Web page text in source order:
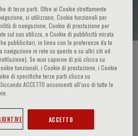
EVENTI / RELATORE
di terze parti. Oltre ai Cookie strettamente
si utilizzano, Cookie funzionali per
di navigazione, Cookie di prestazione per
sul suo utilizzo, e Cookie di pubblicità mirata
pubblicitari, in linea con le preferenze da te
navigazione in rete su questo e su altri siti ed
Se vuoi saperne di più clicca su
funzionali, i Cookie di prestazione, i Cookie
di specifiche terze parti clicca su
Cliccando ACCETTO acconsenti all’uso di tutte le
ACCETTO